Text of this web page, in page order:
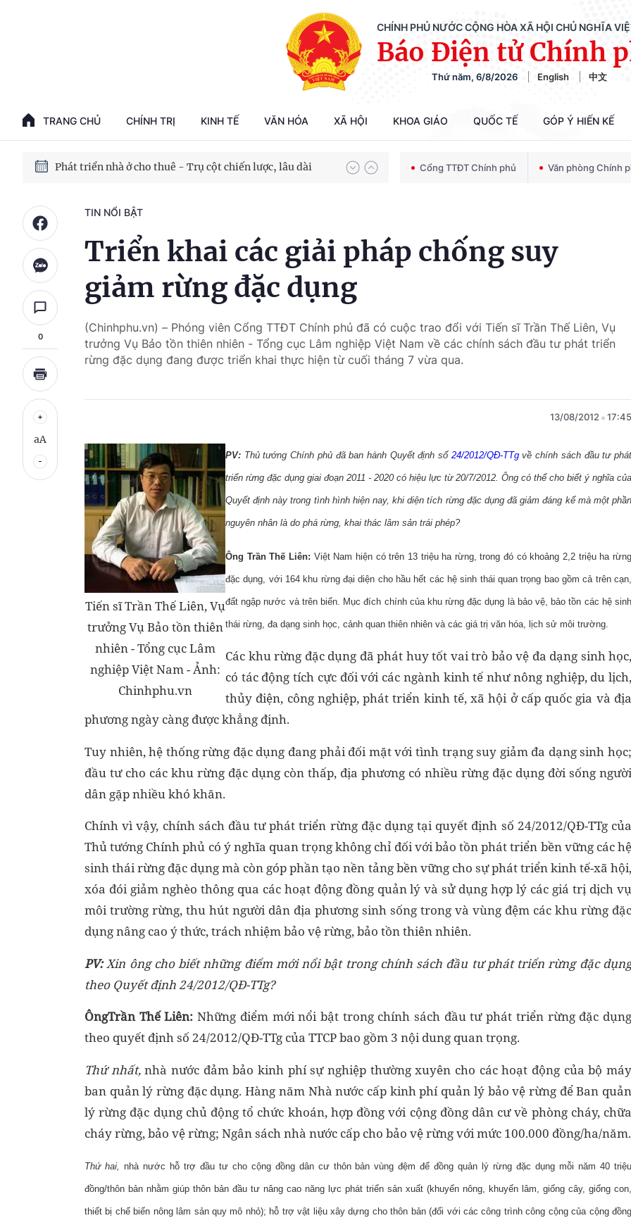
CHÍNH PHỦ NƯỚC CỘNG HÒA XÃ HỘI CHỦ NGHĨA
Báo Điện tử Chính
Thứ năm, 6/8/2026 English 中文
TRANG CHỦ CHÍNH TRỊ KINH TẾ VĂN HÓA XÃ HỘI KHOA GIÁO QUỐC TẾ GÓP Ý HIẾN KẾ
Phát triển kinh tế nhà nước trong kỷ nguyên mới
Chiến dịch 500 ngày đêm tìm kiếm, quy tập và xác định danh tính hài cốt liệt sĩ
Bảo vệ nền tảng tư tưởng của Đảng trong kỷ nguyên phát triển mới
Phát triển nhà ở cho thuê - Trụ cột chiến lược, lâu dài Cổng TTĐT Chính phủ Văn phòng Chính
0
aA
TIN NỔI BẬT
Triển khai các giải pháp chống suy
giảm rừng đặc dụng
(Chinhphu.vn) – Phóng viên Cổng TTĐT Chính phủ đã có cuộc trao đổi với Tiến sĩ Trần Thế Liên, Vụ
trưởng Vụ Bảo tồn thiên nhiên - Tổng cục Lâm nghiệp Việt Nam về các chính sách đầu tư phát triển
rừng đặc dụng đang được triển khai thực hiện từ cuối tháng 7 vừa qua.
13/08/2012 17:45
Tiến sĩ Trần Thế Liên, Vụ
trưởng Vụ Bảo tồn thiên
nhiên - Tổng cục Lâm
nghiệp Việt Nam - Ảnh:
Chinhphu.vn
PV: Thủ tướng Chính phủ đã ban hành Quyết định số 24/2012/QĐ-TTgvề chính sách đầu tư phát
triển rừng đặc dụng giai đoạn 2011 - 2020 có hiệu lực từ 20/7/2012. Ông có thể cho biết ý nghĩa của
Quyết định này trong tình hình hiện nay, khi diện tích rừng đặc dụng đã giảm đáng kể mà một phần
nguyên nhân là do phá rừng, khai thác lâm sản trái phép?
Ông Trần Thế Liên: Việt Nam hiện có trên 13 triệu ha rừng, trong đó có khoảng 2,2 triệu ha rừng
đặc dụng, với 164 khu rừng đại diện cho hầu hết các hệ sinh thái quan trọng bao gồm cả trên cạn,
đất ngập nước và trên biển. Mục đích chính của khu rừng đặc dụng là bảo vệ, bảo tồn các hệ sinh
thái rừng, đa dạng sinh học, cảnh quan thiên nhiên và các giá trị văn hóa, lịch sử môi trường.
Các khu rừng đặc dụng đã phát huy tốt vai trò bảo vệ đa dạng sinh học,
có tác động tích cực đối với các ngành kinh tế như nông nghiệp, du lịch,
thủy điện, công nghiệp, phát triển kinh tế, xã hội ở cấp quốc gia và địa
phương ngày càng được khẳng định.
Tuy nhiên, hệ thống rừng đặc dụng đang phải đối mặt với tình trạng suy giảm đa dạng sinh học;
đầu tư cho các khu rừng đặc dụng còn thấp, địa phương có nhiều rừng đặc dụng đời sống người
dân gặp nhiều khó khăn.
Chính vì vậy, chính sách đầu tư phát triển rừng đặc dụng tại quyết định số 24/2012/QĐ-TTg của
Thủ tướng Chính phủ có ý nghĩa quan trọng không chỉ đối với bảo tồn phát triển bền vững các hệ
sinh thái rừng đặc dụng mà còn góp phần tạo nền tảng bền vững cho sự phát triển kinh tế-xã hội,
xóa đói giảm nghèo thông qua các hoạt động đồng quản lý và sử dụng hợp lý các giá trị dịch vụ
môi trường rừng, thu hút người dân địa phương sinh sống trong và vùng đệm các khu rừng đặc
dụng nâng cao ý thức, trách nhiệm bảo vệ rừng, bảo tồn thiên nhiên.
PV:Xin ông cho biết những điểm mới nổi bật trong chính sách đầu tư phát triển rừng đặc dụng
theo Quyết định 24/2012/QĐ-TTg?
ÔngTrần Thế Liên: Những điểm mới nổi bật trong chính sách đầu tư phát triển rừng đặc dụng
theo quyết định số 24/2012/QĐ-TTg của TTCP bao gồm 3 nội dung quan trọng.
Thứ nhất,nhà nước đảm bảo kinh phí sự nghiệp thường xuyên cho các hoạt động của bộ máy
ban quản lý rừng đặc dụng. Hàng năm Nhà nước cấp kinh phí quản lý bảo vệ rừng để Ban quản
lý rừng đặc dụng chủ động tổ chức khoán, hợp đồng với cộng đồng dân cư về phòng cháy, chữa
cháy rừng, bảo vệ rừng; Ngân sách nhà nước cấp cho bảo vệ rừng với mức 100.000 đồng/ha/năm.
Thứ hai, nhà nước hỗ trợ đầu tư cho cộng đồng dân cư thôn bản vùng đệm để đồng quản lý rừng đặc dụng mỗi năm 40 triệu
đồng/thôn bản nhằm giúp thôn bản đầu tư nâng cao năng lực phát triển sản xuất (khuyến nông, khuyến lâm, giống cây, giống con,
thiết bị chế biến nông lâm sản quy mô nhỏ); hỗ trợ vật liệu xây dựng cho thôn bản (đối với các công trình công cộng của cộng đồng